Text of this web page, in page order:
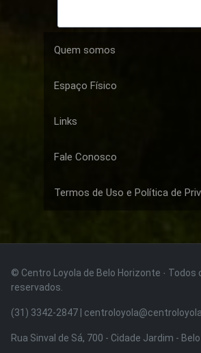
Quem somos
Espaço Físico
Links
Fale Conosco
Termos de Uso e Política de
© Centro Loyola de Belo Horizonte · Todos
reservados.
(31) 3342-2847 |
Rua Sinval de Sá, 700 - Cidade Jardim -